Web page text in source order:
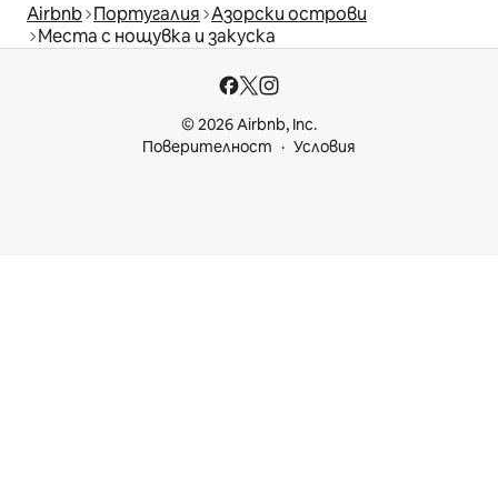
Airbnb Португалия Азорски острови
Места с нощувка и закуска
© 2026 Airbnb, Inc.
Поверителност
Условия